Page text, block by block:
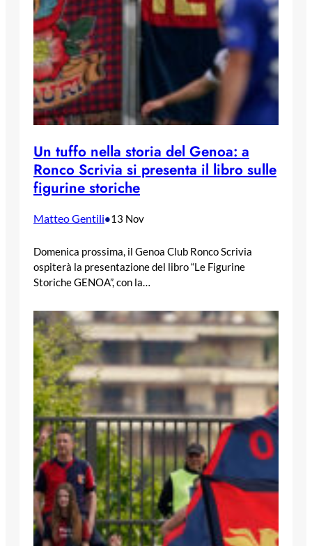
Un tuffo nella storia del Genoa: a
Ronco Scrivia si presenta il libro sulle
figurine storiche
Matteo Gentili•13 Nov
Domenica prossima, il Genoa Club Ronco Scrivia
ospiterà la presentazione del libro “Le Figurine
Storiche GENOA”, con la…